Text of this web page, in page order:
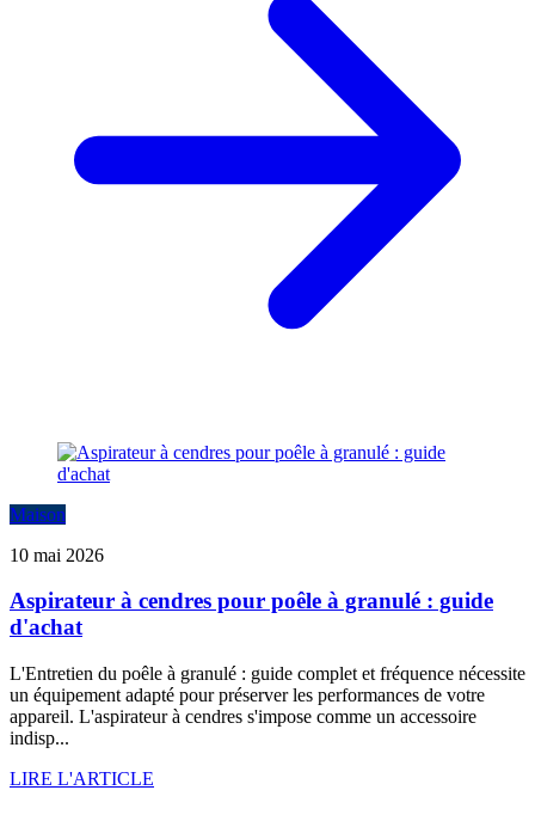
Maison
10 mai 2026
Aspirateur à cendres pour poêle à granulé : guide
d'achat
L'Entretien du poêle à granulé : guide complet et fréquence nécessite
un équipement adapté pour préserver les performances de votre
appareil. L'aspirateur à cendres s'impose comme un accessoire
indisp...
LIRE L'ARTICLE